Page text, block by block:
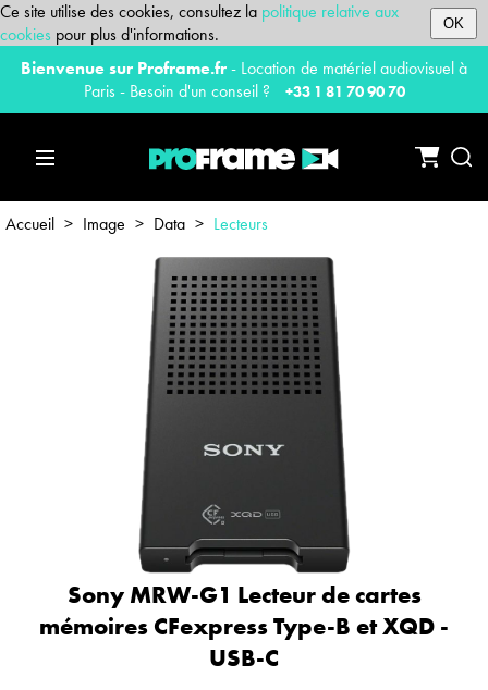
Ce site utilise des cookies, consultez la politique relative aux
cookies pour plus d'informations. OK
Bienvenue sur Proframe.fr- Location de matériel audiovisuel à
Paris - Besoin d'un conseil ?
+33 1 81 70 90 70
Accueil > Image > Data > Lecteurs
Sony MRW-G1 Lecteur de cartes
mémoires CFexpress Type-B et XQD -
USB-C